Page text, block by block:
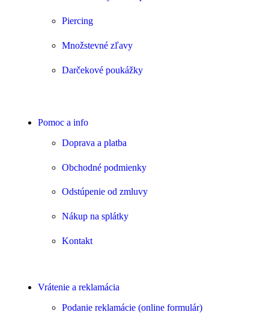
Piercing
Množstevné zľavy
Darčekové poukážky
Pomoc a info
Doprava a platba
Obchodné podmienky
Odstúpenie od zmluvy
Nákup na splátky
Kontakt
Vrátenie a reklamácia
Podanie reklamácie (online formulár)